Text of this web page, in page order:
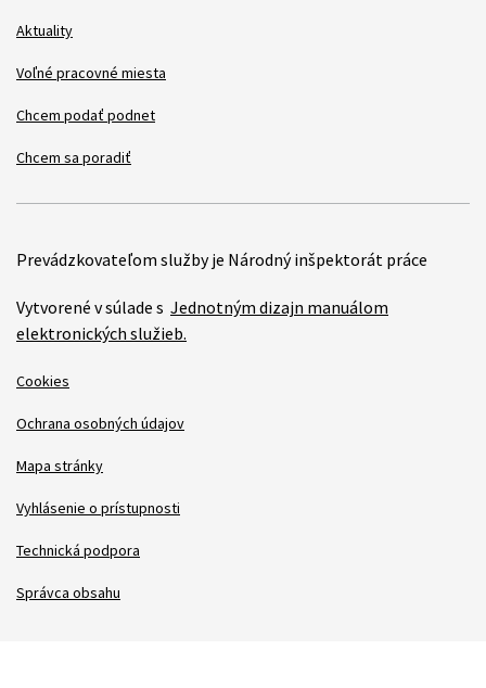
Aktuality
Voľné pracovné miesta
Chcem podať podnet
Chcem sa poradiť
Prevádzkovateľom služby je Národný inšpektorát práce
Vytvorené v súlade s Jednotným dizajn manuálom
elektronických služieb.
Cookies
Ochrana osobných údajov
Mapa stránky
Vyhlásenie o prístupnosti
Technická podpora
Správca obsahu